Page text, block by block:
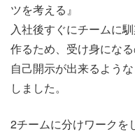
ツを考える』
入社後すぐにチームに
作るため、受け身にな
自己開示が出来るよう
しました。
2チームに分けワークを